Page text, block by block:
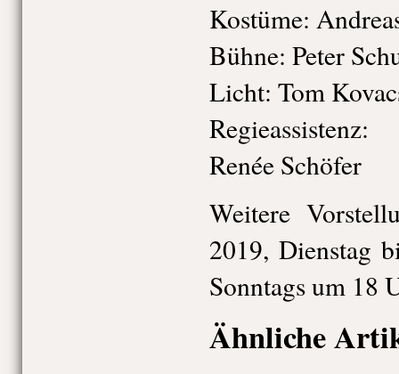
Kostüme:
Bühne: Peter
Licht: Tom
Renée Schöfer
Weitere
2019, Dienstag
Sonntags um 18
Ähnliche